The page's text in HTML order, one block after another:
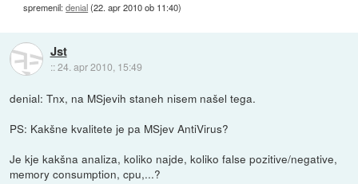
spremenil:denial(22. apr 2010 ob 11:40)
Jst
::24. apr 2010, 15:49
denial: Tnx, na MSjevih staneh nisem našel tega.
PS: Kakšne kvalitete je pa MSjev AntiVirus?
Je kje kakšna analiza, koliko najde, koliko false pozitive/negative,
memory consumption, cpu,...?